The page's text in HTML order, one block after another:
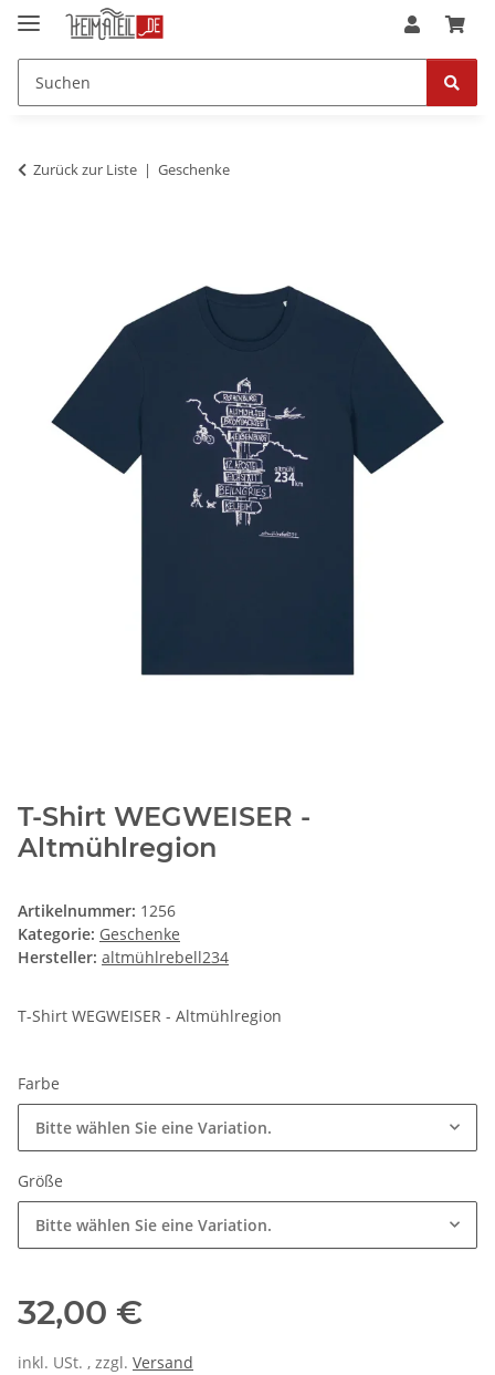
Zurück zur Liste Geschenke
T-Shirt WEGWEISER -
Altmühlregion
Artikelnummer: 1256
Kategorie: Geschenke
Hersteller: altmühlrebell234
T-Shirt WEGWEISER - Altmühlregion
Farbe
Bitte wählen Sie eine Variation.
Größe
Bitte wählen Sie eine Variation.
32,00 €
inkl. USt. , zzgl. Versand